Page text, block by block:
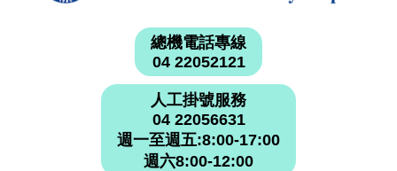
總機電話專線
04 22052121
人工掛號服務
04 22056631
週一至週五:8:00-17:00
週六8:00-12:00